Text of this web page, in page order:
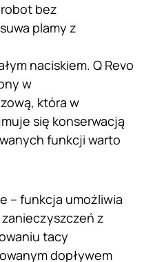
bez
plamy z
naciskiem. Q Revo
w
która w
się konserwacją
funkcji warto
– funkcja umożliwia
z
tacy
dopływem